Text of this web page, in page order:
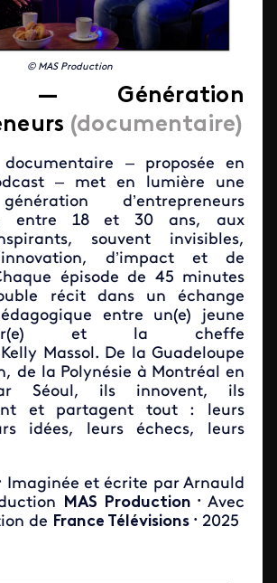
© MAS Production
— Génération
(documentaire)
– proposée en
– met en lumière une
d’entrepreneurs
entre 18 et 30 ans, aux
souvent invisibles,
d’impact et de
épisode de 45 minutes
récit dans un échange
entre un(e) jeune
et la cheffe
Massol. De la Guadeloupe
de la Polynésie à Montréal en
Séoul, ils innovent, ils
et partagent tout : leurs
idées, leurs échecs, leurs
Imaginée et écrite par Arnauld
MAS Production •
Avec
de France Télévisions • 2025